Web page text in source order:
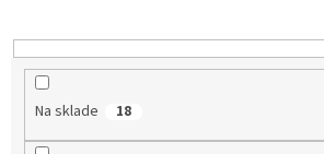
u
k
Na sklade 18